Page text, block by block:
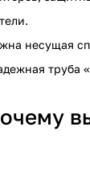
несущая
труба